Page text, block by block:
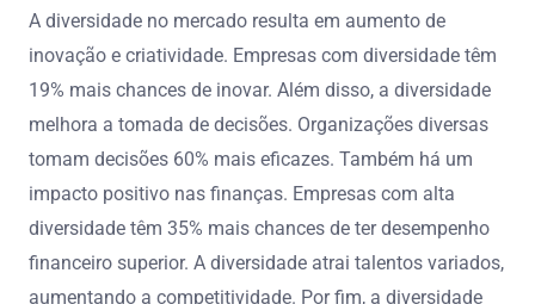
A diversidade no mercado resulta em aumento de
inovação e criatividade. Empresas com diversidade têm
19% mais chances de inovar. Além disso, a diversidade
melhora a tomada de decisões. Organizações diversas
tomam decisões 60% mais eficazes. Também há um
impacto positivo nas finanças. Empresas com alta
diversidade têm 35% mais chances de ter desempenho
financeiro superior. A diversidade atrai talentos variados,
aumentando a competitividade. Por fim, a diversidade